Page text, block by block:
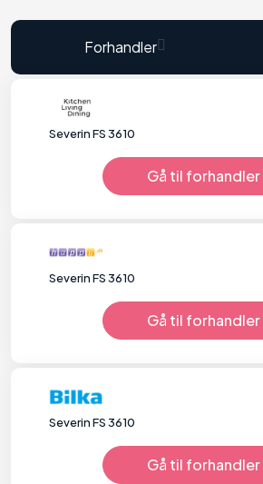
Forhandler
Severin FS 3610
Gå til forhandler
Severin FS 3610
Gå til forhandler
Severin FS 3610
Gå til forhandler